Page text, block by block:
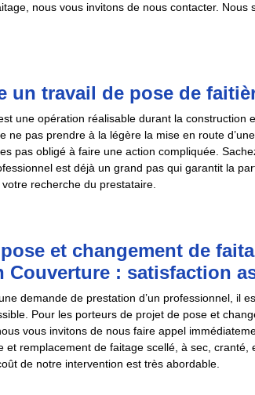
nous vous invitons de nous contacter.
un travail de pose de
une opération réalisable durant la construction
ne pas prendre à la légère la mise en route
pas obligé à faire une action compliquée.
est déjà un grand pas qui garantit la
recherche du prestataire.
et changement de
Couverture : satisfaction
demande de prestation d’un professionnel, il
Pour les porteurs de projet de pose et
vous invitons de nous faire appel
et remplacement de faitage scellé, à sec, cranté,
de notre intervention est très abordable.